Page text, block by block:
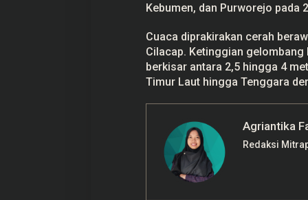
Kebumen, dan Purworejo pada
Cuaca diprakirakan cerah
Cilacap. Ketinggian gelombang
berkisar antara 2,5 hingga 4
Timur Laut hingga Tenggara
Agriantika
Redaksi